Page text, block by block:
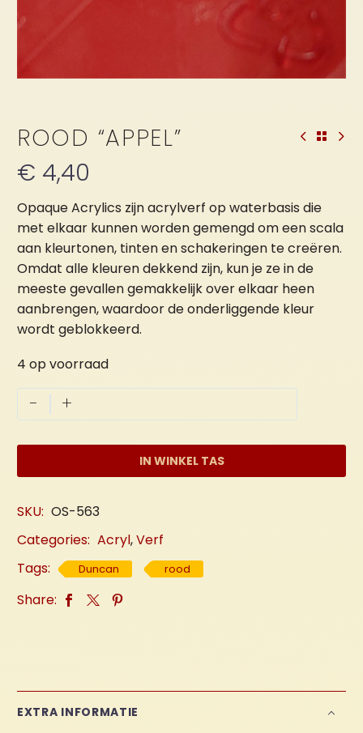
ROOD “APPEL”
€ 4,40
Opaque Acrylics zijn acrylverf op waterbasis die
met elkaar kunnen worden gemengd om een scala
aan kleurtonen, tinten en schakeringen te creëren.
Omdat alle kleuren dekkend zijn, kun je ze in de
meeste gevallen gemakkelijk over elkaar heen
aanbrengen, waardoor de onderliggende kleur
wordt geblokkeerd.
4 op voorraad
-
Rood
+
IN WINKEL TAS
SKU: OS-563
Categories: Acryl,Verf
Tags:
Duncan rood
Share:
EXTRA INFORMATIE